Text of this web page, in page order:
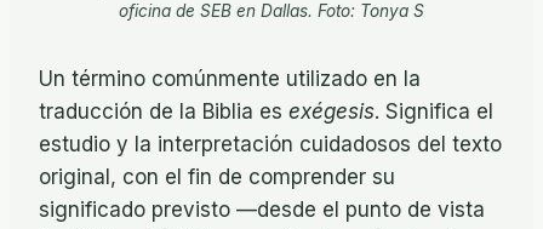
oficina de SEB en Dallas. Foto: Tonya S
Un término comúnmente utilizado en la
traducción de la Biblia es exégesis. Significa el
estudio y la interpretación cuidadosos del texto
original, con el fin de comprender su
significado previsto —desde el punto de vista